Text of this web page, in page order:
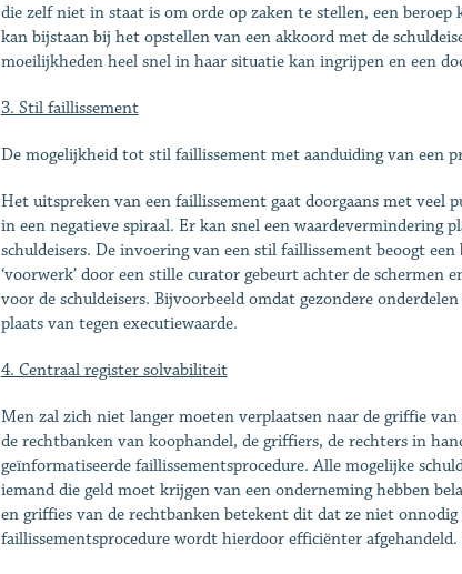
die zelf niet in staat is om orde op zaken te stellen, een beroep
kan bijstaan bij het opstellen van een akkoord met de
moeilijkheden heel snel in haar situatie kan ingrijpen en een
3. Stil faillissement
De mogelijkheid tot stil faillissement met aanduiding van een
Het uitspreken van een faillissement gaat doorgaans met veel
in een negatieve spiraal. Er kan snel een waardevermindering
schuldeisers. De invoering van een stil faillissement beoogt
‘voorwerk’ door een stille curator gebeurt achter de
voor de schuldeisers. Bijvoorbeeld omdat gezondere
plaats van tegen executiewaarde.
4. Centraal register solvabiliteit
Men zal zich niet langer moeten verplaatsen naar de griffie
de rechtbanken van koophandel, de griffiers, de rechters in
geïnformatiseerde faillissementsprocedure. Alle mogelijke
iemand die geld moet krijgen van een onderneming hebben
en griffies van de rechtbanken betekent dit dat ze niet
faillissementsprocedure wordt hierdoor efficiënter